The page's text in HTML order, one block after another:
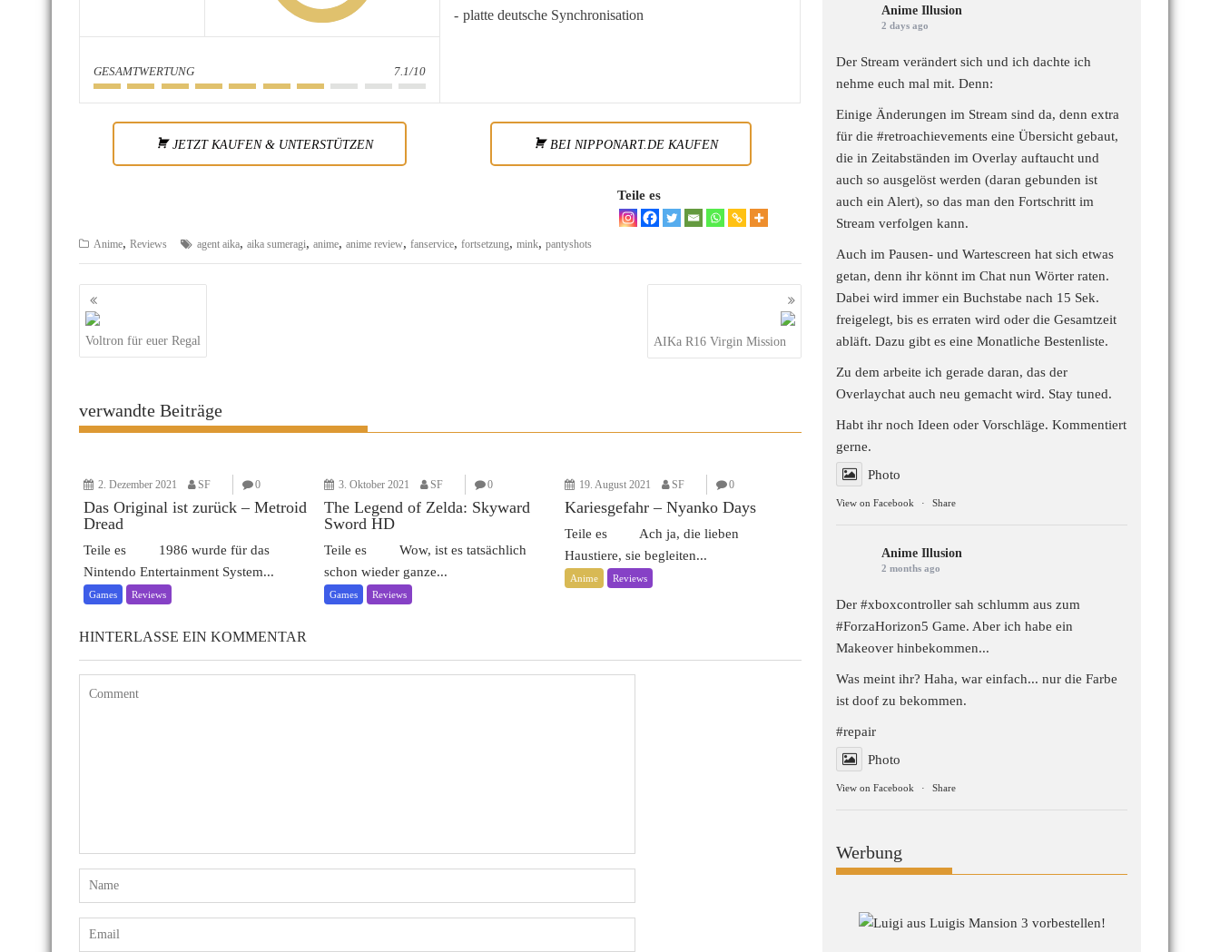
GESAMTWERTUNG 7.1/10
platte deutsche Synchronisation
JETZT KAUFEN & UNTERSTÜTZEN BEI NIPPONART.DE KAUFEN
Teile es
Anime, Reviews agent aika, aika sumeragi, anime, anime review, fanservice, fortsetzung, mink, pantyshots
Beitragsnavigation
Voltron für euer Regal AIKa R16 Virgin Mission
verwandte Beiträge
2. Dezember 2021 SF 0
Das Original ist zurück – Metroid
Dread
Teile es 1986 wurde für das
Nintendo Entertainment System...
Games Reviews
3. Oktober 2021 SF 0
The Legend of Zelda: Skyward
Sword HD
Teile es Wow, ist es tatsächlich
schon wieder ganze...
Games Reviews
19. August 2021 SF 0
Kariesgefahr – Nyanko Days
Teile es Ach ja, die lieben
Haustiere, sie begleiten...
Anime Reviews
HINTERLASSE EIN KOMMENTAR
Anime Illusion
2 days ago
Der Stream verändert sich und ich dachte ich
nehme euch mal mit. Denn:
Einige Änderungen im Stream sind da, denn extra
für die #retroachievements eine Übersicht gebaut,
die in Zeitabständen im Overlay auftaucht und
auch so ausgelöst werden (daran gebunden ist
auch ein Alert), so das man den Fortschritt im
Stream verfolgen kann.
Auch im Pausen- und Wartescreen hat sich etwas
getan, denn ihr könnt im Chat nun Wörter raten.
Dabei wird immer ein Buchstabe nach 15 Sek.
freigelegt, bis es erraten wird oder die Gesamtzeit
abläft. Dazu gibt es eine Monatliche Bestenliste.
Zu dem arbeite ich gerade daran, das der
Overlaychat auch neu gemacht wird. Stay tuned.
Habt ihr noch Ideen oder Vorschläge. Kommentiert
gerne.
Photo
View on Facebook · Share
Anime Illusion
2 months ago
Der #xboxcontroller sah schlumm aus zum
#ForzaHorizon5 Game. Aber ich habe ein
Makeover hinbekommen...
Was meint ihr? Haha, war einfach... nur die Farbe
ist doof zu bekommen.
#repair
Photo
View on Facebook · Share
Werbung